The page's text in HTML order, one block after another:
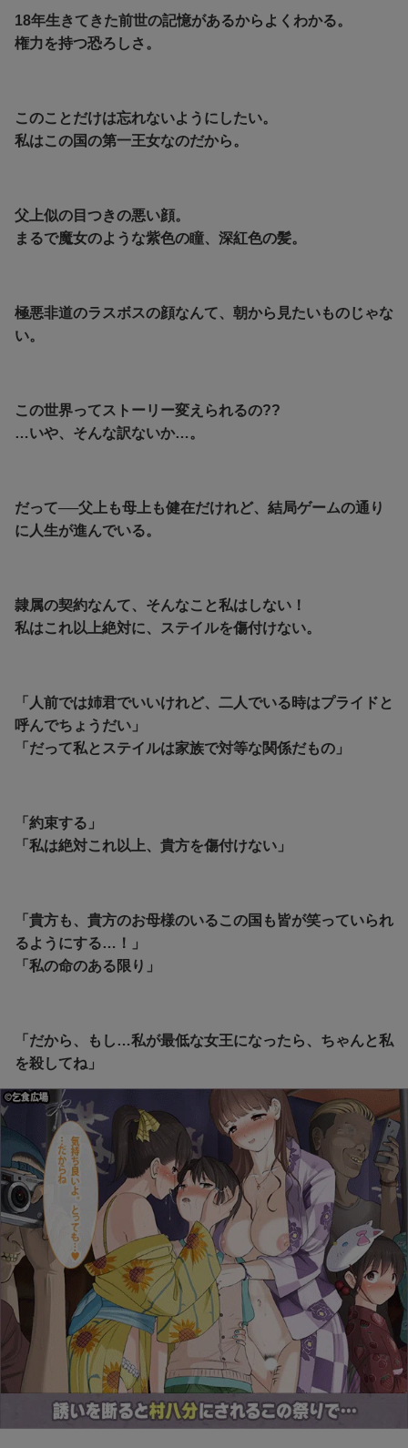
18年生きてきた前世の記憶があるからよくわかる。
権力を持つ恐ろしさ。
このことだけは忘れないようにしたい。
私はこの国の第一王女なのだから。
父上似の目つきの悪い顔。
まるで魔女のような紫色の瞳、深紅色の髪。
極悪非道のラスボスの顔なんて、朝から見たいものじゃな
い。
この世界ってストーリー変えられるの??
…いや、そんな訳ないか…。
だって──父上も母上も健在だけれど、結局ゲームの通り
に人生が進んでいる。
隷属の契約なんて、そんなこと私はしない！
私はこれ以上絶対に、ステイルを傷付けない。
「人前では姉君でいいけれど、二人でいる時はプライドと
呼んでちょうだい」
「だって私とステイルは家族で対等な関係だもの」
「約束する」
「私は絶対これ以上、貴方を傷付けない」
「貴方も、貴方のお母様のいるこの国も皆が笑っていられ
るようにする…！」
「私の命のある限り」
「だから、もし…私が最低な女王になったら、ちゃんと私
を殺してね」